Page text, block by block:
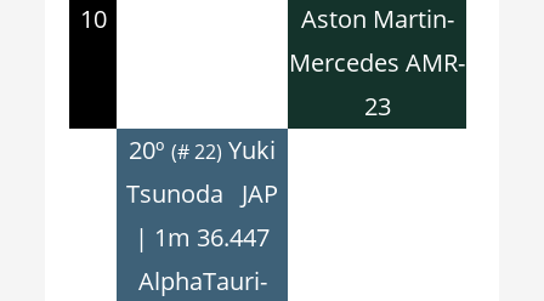
10
Aston Martin-
Mercedes AMR-
23
20º(# 22) Yuki
Tsunoda JAP
| 1m 36.447
AlphaTauri-